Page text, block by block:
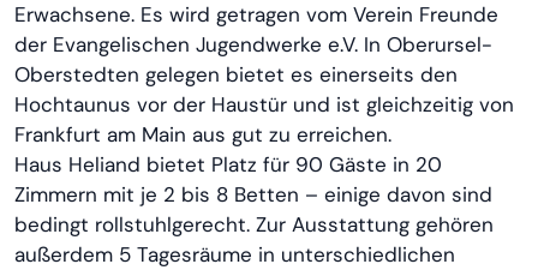
Erwachsene. Es wird getragen vom Verein Freunde
der Evangelischen Jugendwerke e.V. In Oberursel-
Oberstedten gelegen bietet es einerseits den
Hochtaunus vor der Haustür und ist gleichzeitig von
Frankfurt am Main aus gut zu erreichen.
Haus Heliand bietet Platz für 90 Gäste in 20
Zimmern mit je 2 bis 8 Betten – einige davon sind
bedingt rollstuhlgerecht. Zur Ausstattung gehören
außerdem 5 Tagesräume in unterschiedlichen